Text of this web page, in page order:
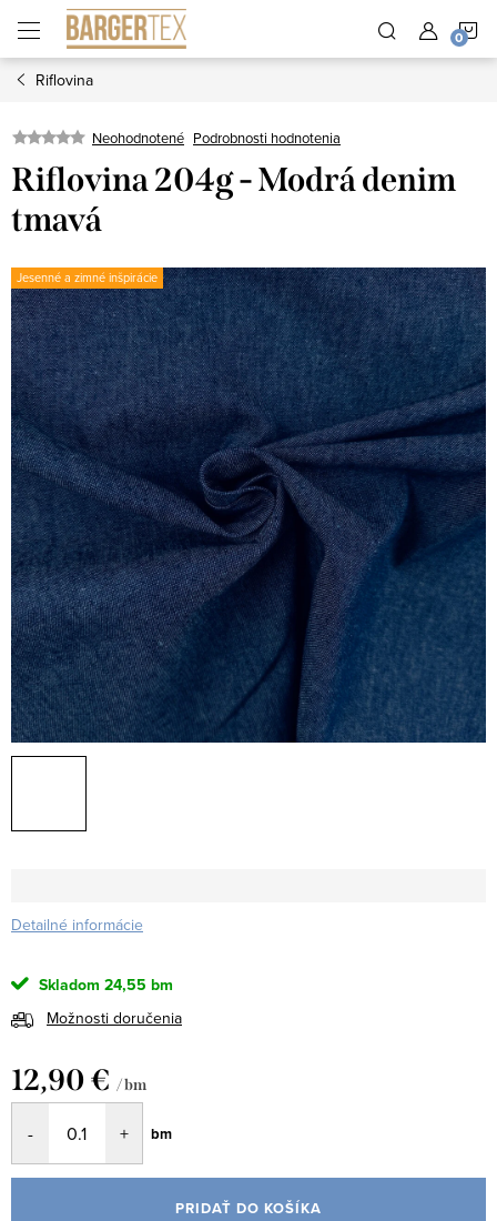
obsah
Riflovina
Neohodnotené Podrobnosti hodnotenia
Riflovina 204g - Modrá denim
tmavá
Jesenné a zimné inšpirácie
Detailné informácie
Skladom 24,55 bm
Možnosti doručenia
12,90 € / bm
cena:
bm
PRIDAŤ DO KOŠÍKA